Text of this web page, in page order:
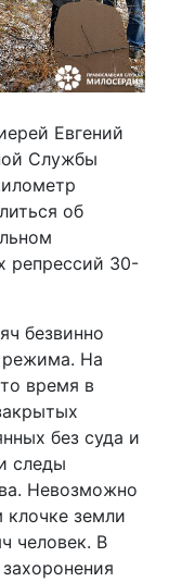
Евгений
Службы
об
репрессий 30-
безвинно
режима. На
время в
без суда и
следы
Невозможно
клочке земли
человек. В